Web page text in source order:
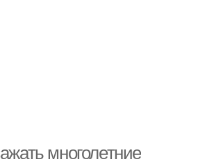
многолетние